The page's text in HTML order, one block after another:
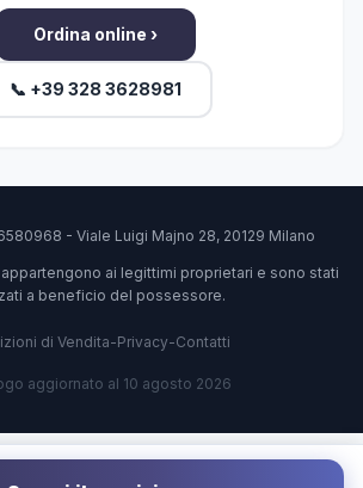
Ordina online ›
📞 +39 328 3628981
- Viale Luigi Majno 28, 20129 Milano
ai legittimi proprietari e sono stati
a beneficio del possessore.
di Vendita-Privacy-Contatti
aggiornato al 10 agosto 2026